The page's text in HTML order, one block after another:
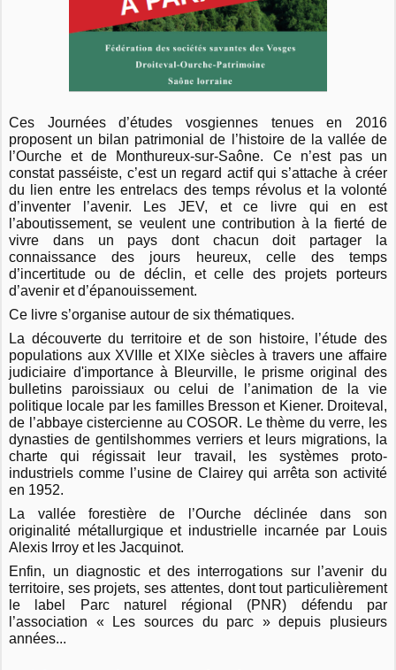
Ces Journées d’études vosgiennes tenues en 2016
proposent un bilan patrimonialde l’histoire de la vallée de
l’Ourche et de Monthureux-sur-Saône. Ce n’est pas un
constat passéiste, c’est un regard actif qui s’attache à créer
du lien entre les entrelacs des temps révolus et la volonté
d’inventer l’avenir. Les JEV, et ce livre qui en est
l’aboutissement, se veulent une contribution à la fierté de
vivre dans un pays dont chacun doit partager la
connaissance des jours heureux, celle des temps
d’incertitude ou de déclin, et celle des projets porteurs
d’avenir et d’épanouissement.
Ce livre s’organise autour de six thématiques.
La découverte du territoire et de son histoire, l’étude des
populations aux XVIIIe et XIXe siècles à travers une affaire
judiciaire d'importance à Bleurville, le prisme original des
bulletins paroissiaux ou celui de l’animation de la vie
politique locale par les familles Bresson et Kiener. Droiteval,
de l’abbaye cistercienne au COSOR. Le thème du verre, les
dynasties de gentilshommes verriers et leurs migrations, la
charte qui régissait leur travail, les systèmes proto-
industriels comme l’usine de Clairey qui arrêta son activité
en 1952.
La vallée forestière de l’Ourche déclinée dans son
originalité métallurgique et industrielle incarnée par Louis
Alexis Irroy et les Jacquinot.
Enfin, un diagnostic et des interrogations sur l’avenir du
territoire, ses projets, ses attentes, dont tout particulièrement
le label Parc naturel régional (PNR) défendu par
l’association « Les sources du parc » depuis plusieurs
années...